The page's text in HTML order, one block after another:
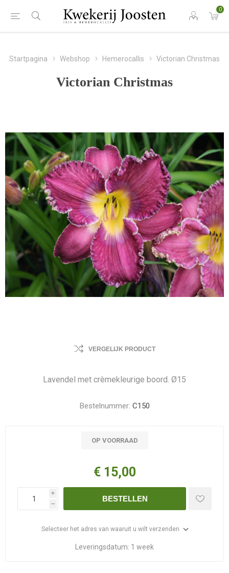
0
Startpagina Webshop Hemerocallis Victorian Christmas
Victorian Christmas
VERGELIJK PRODUCT
Lavendel met crèmekleurige boord. Ø15
Bestelnummer: C150
OP VOORRAAD
€ 15,00
i
h
BESTELLEN
Selecteer het adres van waaruit u wilt verzenden
Leveringsdatum: 1 week